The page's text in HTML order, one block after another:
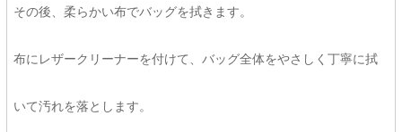
その後、柔らかい布でバッグを拭きます。
布にレザークリーナーを付けて、バッグ全体をやさしく丁寧に拭
いて汚れを落とします。